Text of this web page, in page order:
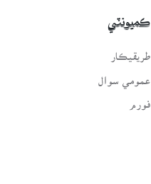
ڪميونٽي
طريقيڪار
عمومي سوال
فورم